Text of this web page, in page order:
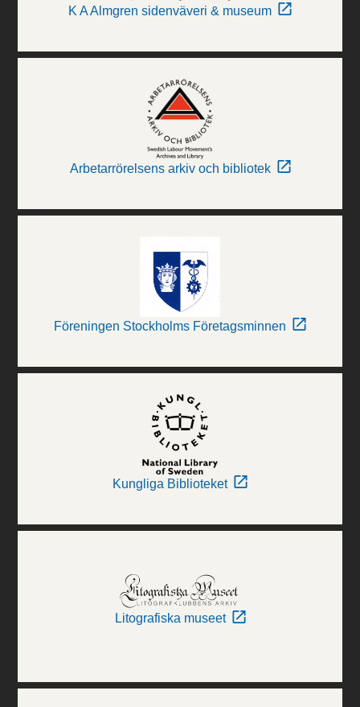
K A Almgren sidenväveri & museum
Arbetarrörelsens arkiv och bibliotek
Föreningen Stockholms Företagsminnen
Kungliga Biblioteket
Litografiska museet